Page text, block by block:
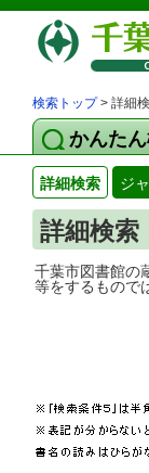
検索トップ> 詳細
かんた
詳細検索 ジ
詳細検索
千葉市図
等をするもので